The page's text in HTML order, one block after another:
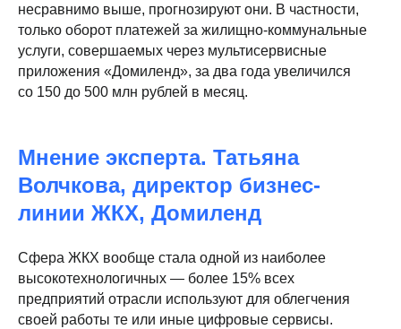
несравнимо выше, прогнозируют они. В частности,
только оборот платежей за жилищно-коммунальные
услуги, совершаемых через мультисервисные
приложения «Домиленд», за два года увеличился
со 150 до 500 млн рублей в месяц.
Мнение эксперта. Татьяна
Волчкова, директор бизнес-
линии ЖКХ, Домиленд
Сфера ЖКХ вообще стала одной из наиболее
высокотехнологичных — более 15% всех
предприятий отрасли используют для облегчения
своей работы те или иные цифровые сервисы.